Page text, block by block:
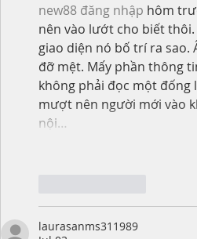
new88 đăng nhập hôm
nên vào lướt cho biết
giao diện nó bố trí ra
đỡ mệt. Mấy phần thông
không phải đọc một đống
mượt nên người mới vào
nội…
laurasanms311989